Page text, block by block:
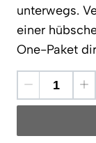
unterwegs.
einer
One-Paket